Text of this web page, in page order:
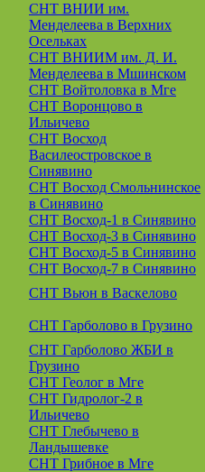
СНТ ВНИИ им.
Менделеева в Верхних
Осельках
СНТ ВНИИМ им. Д. И.
Менделеева в Мшинском
СНТ Войтоловка в Мге
СНТ Воронцово в
Ильичево
СНТ Восход
Василеостровское в
Синявино
СНТ Восход Смольнинское
в Синявино
СНТ Восход-1 в Синявино
СНТ Восход-3 в Синявино
СНТ Восход-5 в Синявино
СНТ Восход-7 в Синявино
СНТ Вьюн в Васкелово
СНТ Гарболово в Грузино
СНТ Гарболово ЖБИ в
Грузино
СНТ Геолог в Мге
СНТ Гидролог-2 в
Ильичево
СНТ Глебычево в
Ландышевке
СНТ Грибное в Мге